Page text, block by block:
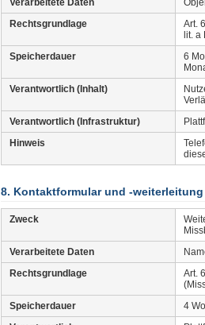
Verarbeitete Daten
Rechtsgrundlage
Art.
lit.
Speicherdauer
6
Verantwortlich (Inhalt)
Verantwortlich (Infrastruktur)
Hinweis
8. Kontaktformular und -weiterleitung
Zweck
Verarbeitete Daten
Rechtsgrundlage
Art.
Speicherdauer
4